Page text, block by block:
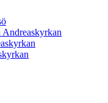
Andreaskyrkan